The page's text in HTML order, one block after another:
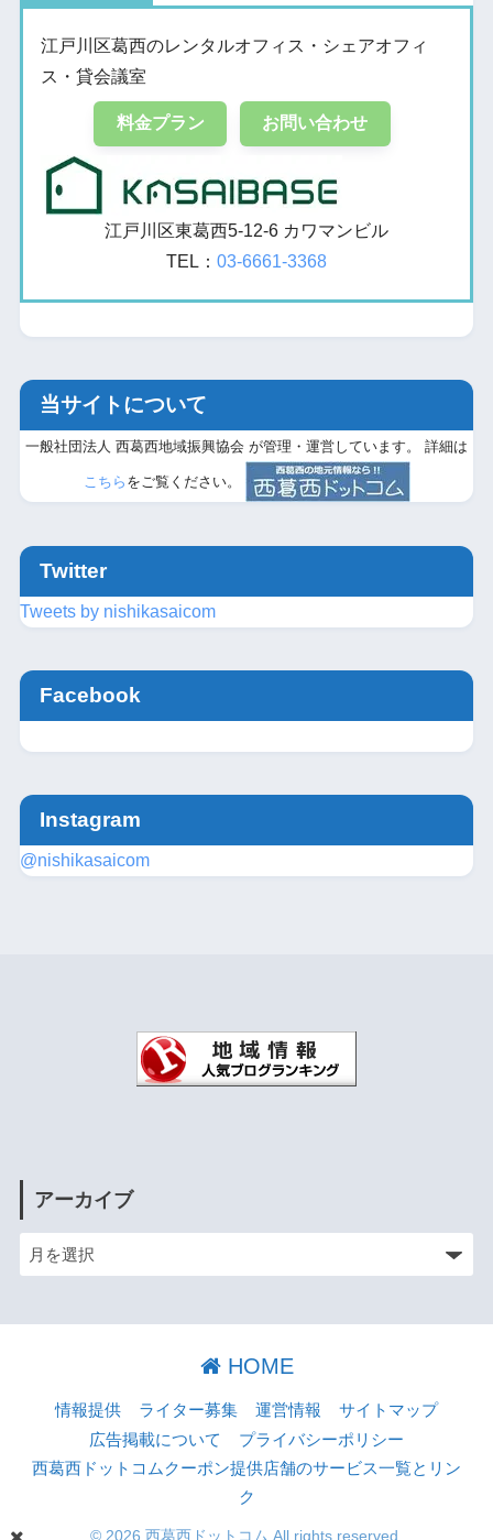
江戸川区葛西のレンタルオフィス・シェアオフィ
ス・貸会議室
料金プラン お問い合わせ
江戸川区東葛西5-12-6 カワマンビル
TEL： 03-6661-3368
当サイトについて
一般社団法人 西葛西地域振興協会 が管理・運営しています。 詳細は
こちら をご覧ください。
Twitter
Tweets by nishikasaicom
Facebook
Instagram
@nishikasaicom
アーカイブ
HOME
情報提供 ライター募集 運営情報
サイトマップ
広告掲載について
プライバシーポリシー
西葛西ドットコムクーポン提供店舗のサービス一覧とリン
ク
© 2026 西葛西ドットコム All rights reserved.